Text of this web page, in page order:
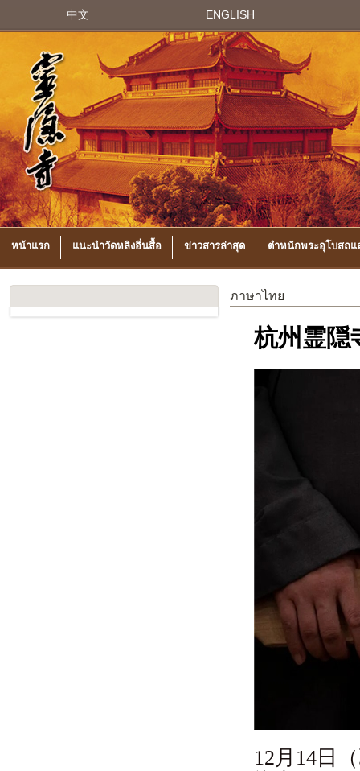
中文 ENGLISH
หน้าแรก แนะนำวัดหลิงอิ่นสื้อ ข่าวสารล่าสุด ตำหนักพระอุโบสถ
ภาษาไทย
杭州霊隠
12月14日